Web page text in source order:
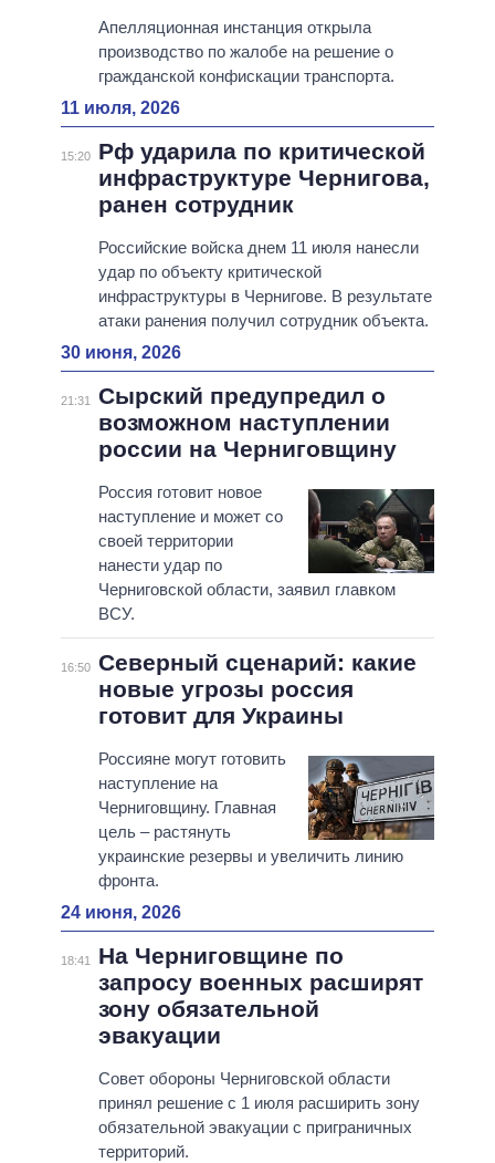
Апелляционная инстанция открыла
производство по жалобе на решение о
гражданской конфискации транспорта.
11 июля, 2026
15:20
Рф ударила по критической
инфраструктуре Чернигова,
ранен сотрудник
Российские войска днем 11 июля нанесли
удар по объекту критической
инфраструктуры в Чернигове. В результате
атаки ранения получил сотрудник объекта.
30 июня, 2026
21:31
Сырский предупредил о
возможном наступлении
россии на Черниговщину
Россия готовит новое
наступление и может со
своей территории
нанести удар по
Черниговской области, заявил главком
ВСУ.
16:50 Северный сценарий: какие
новые угрозы россия
готовит для Украины
Россияне могут готовить
наступление на
Черниговщину. Главная
цель – растянуть
украинские резервы и увеличить линию
фронта.
24 июня, 2026
18:41
На Черниговщине по
запросу военных расширят
зону обязательной
эвакуации
Совет обороны Черниговской области
принял решение с 1 июля расширить зону
обязательной эвакуации с приграничных
территорий.